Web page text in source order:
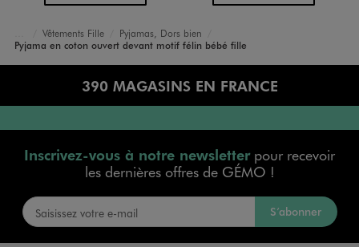
Accueil
Bébé
Vêtements Fille
Pyjamas, Dors bien
Pyjama en coton ouvert devant motif félin bébé fille
390 MAGASINS EN FRANCE
Inscrivez-vous à notre newsletterpour recevoir
les dernières offres de GÉMO !
S’abonner